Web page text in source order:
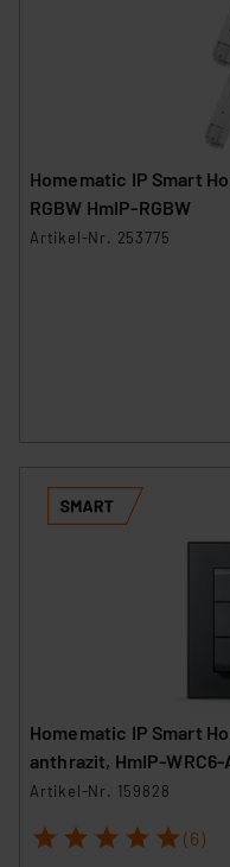
Homematic IP Smart
RGBW HmIP-RGBW
Artikel-Nr. 253775
Homematic IP Smart
anthrazit, HmIP-WRC6-
Artikel-Nr. 159828
1 2 3 4 5 (6)